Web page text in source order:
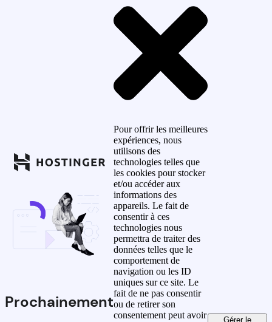
Prochainement
Pour offrir les meilleures
expériences, nous
utilisons des
technologies telles que
les cookies pour stocker
et/ou accéder aux
informations des
appareils. Le fait de
consentir à ces
technologies nous
permettra de traiter des
données telles que le
comportement de
navigation ou les ID
uniques sur ce site. Le
fait de ne pas consentir
ou de retirer son
consentement peut avoir
Gérer le